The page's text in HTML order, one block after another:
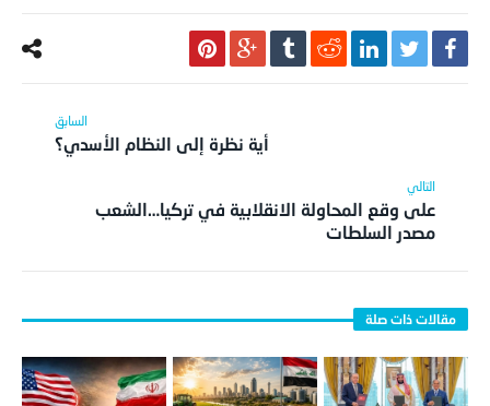
أية نظرة إلى النظام الأسدي؟
على وقع المحاولة الانقلابية في تركيا…الشعب
مصدر السلطات